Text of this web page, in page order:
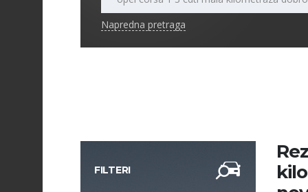
Napredna pretraga
FILTERI